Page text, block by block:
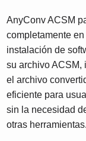
AnyConv ACSM
completamente
instalación de
su archivo ACSM,
el archivo
eficiente para
sin la necesidad
otras herramientas.